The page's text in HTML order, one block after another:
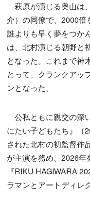
萩原が演じる奥山は
介）の同僚で、2000
誰よりも早く夢をつか
は、北村演じる朝野と
となった。これまで神
とって、クランクアッ
ンとなった。
公私ともに親交の深
にたい子どもたち』（
された北村の初監督作
が主演を務め、2026
『RIKU HAGIWARA
ラマンとアートディレ